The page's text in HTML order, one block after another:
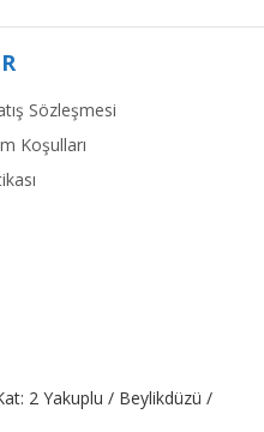
Sözleşmesi
Koşulları
2 Yakuplu / Beylikdüzü /